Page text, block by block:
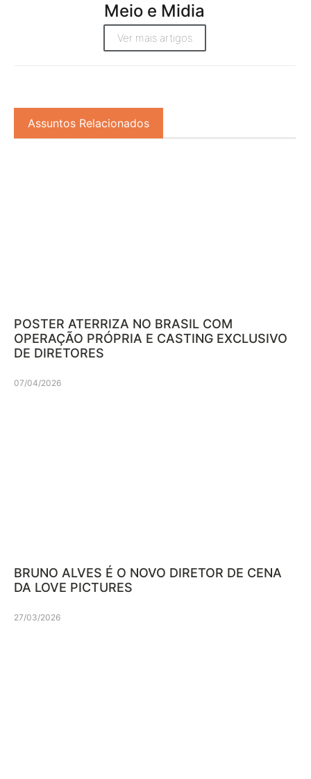
Meio e Midia
Ver mais artigos
Assuntos Relacionados
POSTER ATERRIZA NO BRASIL COM
OPERAÇÃO PRÓPRIA E CASTING EXCLUSIVO
DE DIRETORES
07/04/2026
BRUNO ALVES É O NOVO DIRETOR DE CENA
DA LOVE PICTURES
27/03/2026